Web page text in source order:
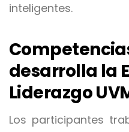
inteligentes.
desarrolla la
Liderazgo
Los participantes